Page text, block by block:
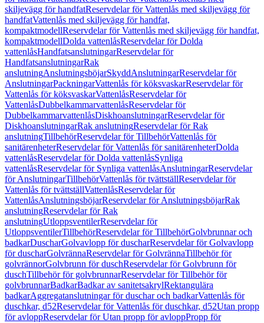
skiljevägg för handfatReservdelar för Vattenlås med skiljevägg för
handfatVattenlås med skiljevägg för handfat,
kompaktmodellReservdelar för Vattenlås med skiljevägg för handfat,
kompaktmodellDolda vattenlåsReservdelar för Dolda
vattenlåsHandfatsanslutningarReservdelar för
HandfatsanslutningarRak
anslutningAnslutningsböjarSkyddAnslutningarReservdelar för
AnslutningarPackningarVattenlås för köksvaskarReservdelar för
Vattenlås för köksvaskarVattenlåsReservdelar för
VattenlåsDubbelkammarvattenlåsReservdelar för
DubbelkammarvattenlåsDiskhoanslutningarReservdelar för
DiskhoanslutningarRak anslutningReservdelar för Rak
anslutningTillbehörReservdelar för TillbehörVattenlås för
sanitärenheterReservdelar för Vattenlås för sanitärenheterDolda
vattenlåsReservdelar för Dolda vattenlåsSynliga
vattenlåsReservdelar för Synliga vattenlåsAnslutningarReservdelar
för AnslutningarTillbehörVattenlås för tvättställReservdelar för
Vattenlås för tvättställVattenlåsReservdelar för
VattenlåsAnslutningsböjarReservdelar för AnslutningsböjarRak
anslutningReservdelar för Rak
anslutningUtloppsventilerReservdelar för
UtloppsventilerTillbehörReservdelar för TillbehörGolvbrunnar och
badkarDuscharGolvavlopp för duscharReservdelar för Golvavlopp
för duscharGolvrännaReservdelar för GolvrännaTillbehör för
golvrännorGolvbrunn för duschReservdelar för Golvbrunn för
duschTillbehör för golvbrunnarReservdelar för Tillbehör för
golvbrunnarBadkarBadkar av sanitetsakrylRektangulära
badkarAggregatanslutningar för duschar och badkarVattenlås för
duschkar, d52Reservdelar för Vattenlås för duschkar, d52Utan propp
för avloppReservdelar för Utan propp för avloppPropp för